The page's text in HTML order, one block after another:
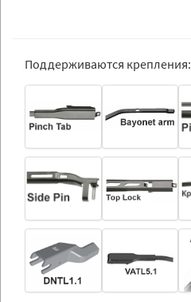
Поддерживаются крепления: